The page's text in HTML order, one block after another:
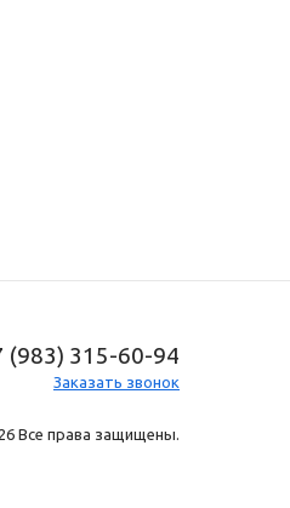
(983) 315-60-94
Заказать звонок
Все права защищены.